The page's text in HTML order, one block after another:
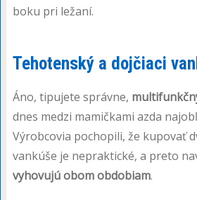
boku pri ležaní.
Tehotenský a dojčiaci
Áno, tipujete správne,
dnes medzi mamičkami azda
Výrobcovia pochopili, že kupovať
vankúše je nepraktické, a preto
vyhovujú obom obdobiam.